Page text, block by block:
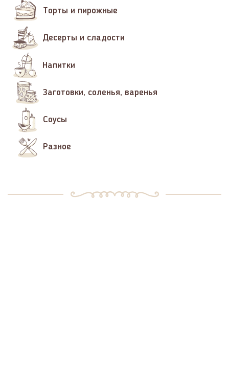
Торты и пирожные
Десерты и сладости
Напитки
Заготовки, соленья, варенья
Соусы
Разное